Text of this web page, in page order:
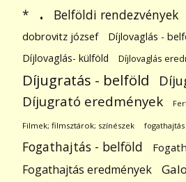
* . Belföldi rendezvények
dobrovitz józsef
Díjlovaglás -
Díjlovaglás- külföld
Díjlovaglás
Díjugratás - belföld
Díjugrató eredmények
Filmek; filmsztárok; színészek fogathajtás
Fogathajtás - belföld
Fogathajtás eredmények